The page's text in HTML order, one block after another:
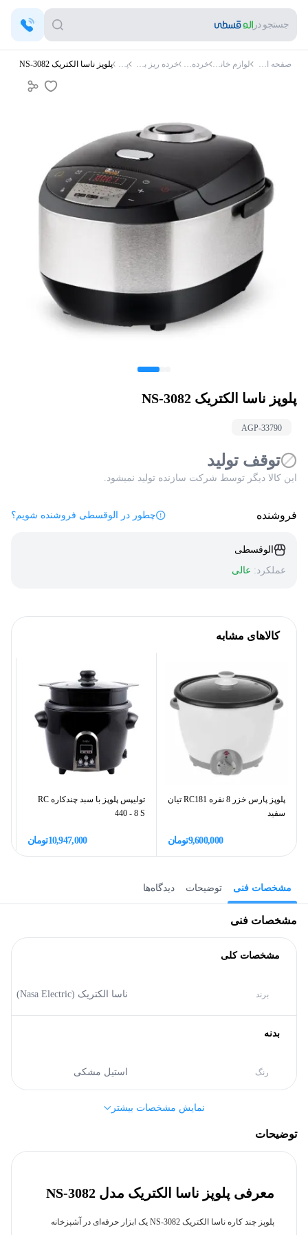
جستجو در
صفحه اصلی لوازم خانگی خرده ریز خرده ریز برقی پلوپز پلوپز ناسا الکتریک NS-3082
پلوپز ناسا الکتریک NS-3082
AGP-33790
توقف تولید
این کالا دیگر توسط شرکت سازنده تولید نمیشود.
فروشنده چطور در الوقسطی فروشنده شویم؟
الوقسطی
عملکرد: عالی
کالاهای مشابه
پلوپز پارس خزر 8 نفره RC181 تیان
سفید
9,600,000تومان
تولیپس پلوپز با سبد چندکاره RC
440 - 8 S
10,947,000تومان
مشخصات فنی توضیحات دیدگاه‌ها
مشخصات فنی
مشخصات کلی
برند ناسا الکتریک (Nasa Electric)
بدنه
رنگ استیل مشکی
استیل ضد زنگ,
نمایش مشخصات بیشتر
توضیحات
معرفی پلوپز ناسا الکتریک مدل NS-3082
پلوپز چند کاره ناسا الکتریک NS-3082 یک ابزار حرفه‌ای در آشپزخانه